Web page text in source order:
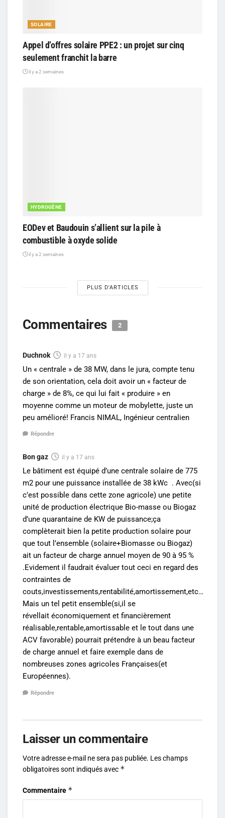
SOLAIRE
Appel d’offres solaire PPE2 : un projet sur cinq
seulement franchit la barre
il y a 2 semaines
HYDROGÈNE
EODev et Baudouin s’allient sur la pile à
combustible à oxyde solide
il y a 2 semaines
PLUS D'ARTICLES
Commentaires 2
Duchnok il y a 17 ans
Un « centrale » de 38 MW, dans le jura, compte tenu
de son orientation, cela doit avoir un « facteur de
charge » de 8%, ce qui lui fait « produire » en
moyenne comme un moteur de mobylette, juste un
peu amélioré! Francis NIMAL, Ingénieur centralien
Répondre
Bon gaz il y a 17 ans
Le bâtiment est équipé d’une centrale solaire de 775
m2 pour une puissance installée de 38 kWc . Avec(si
c’est possible dans cette zone agricole) une petite
unité de production électrique Bio-masse ou Biogaz
d’une quarantaine de KW de puissance;ça
complèterait bien la petite production solaire pour
que tout l’ensemble (solaire+Biomasse ou Biogaz)
ait un facteur de charge annuel moyen de 90 à 95 %
.Evidement il faudrait évaluer tout ceci en regard des
contraintes de
couts,investissements,rentabilité,amortissement,etc…
Mais un tel petit ensemble(si,il se
révellait économiquement et financièrement
réalisable,rentable,amortissable et le tout dans une
ACV favorable) pourrait prétendre à un beau facteur
de charge annuel et faire exemple dans de
nombreuses zones agricoles Françaises(et
Européennes).
Répondre
Laisser un commentaire
Votre adresse e-mail ne sera pas publiée. Les champs
obligatoires sont indiqués avec *
Commentaire *